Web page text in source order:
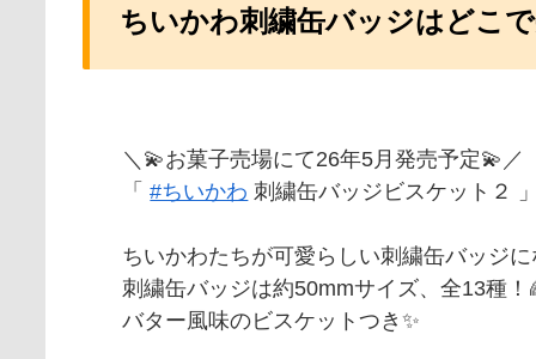
ちいかわ刺繍缶バッジはどこ
＼💫お菓子売場にて26年5月発売予定💫／
「#ちいかわ 刺繍缶バッジビスケット２
ちいかわたちが可愛らしい刺繍缶バッジ
刺繍缶バッジは約50mmサイズ、全13種！
バター風味のビスケットつき✨